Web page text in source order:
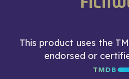
This product uses the
endorsed or